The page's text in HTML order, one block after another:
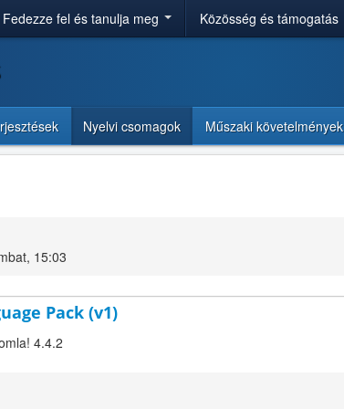
Fedezze fel és tanulja meg Közösség és támogatás
Nyelvi csomagok Műszaki követelmények
15:03
Pack (v1)
4.4.2